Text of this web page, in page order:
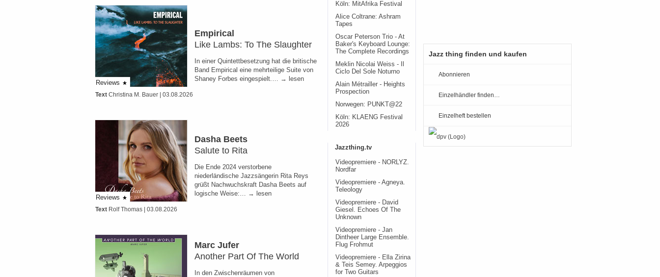
Reviews
Empirical
Like Lambs: To The Slaughter
In einer Quintettbesetzung hat die britische
Band Empirical eine mehrteilige Suite von
Shaney Forbes eingespielt.… → lesen
Text Christina M. Bauer | 03.08.2026
Reviews
Dasha Beets
Salute to Rita
Die Ende 2024 verstorbene
niederländische Jazzsängerin Rita Reys
grüßt Nachwuchskraft Dasha Beets auf
logische Weise:… → lesen
Text Rolf Thomas | 03.08.2026
Marc Jufer
Another Part Of The World
In den Zwischenräumen von
Köln: MitAfrika Festival
Alice Coltrane: Ashram
Tapes
Oscar Peterson Trio - At
Baker's Keyboard Lounge:
The Complete Recordings
Meklin Nicolai Weiss - Il
Ciclo Del Sole Noturno
Alain Métrailler - Heights
Prospection
Norwegen: PUNKT@22
Köln: KLAENG Festival
2026
Jazzthing.tv
Videopremiere - NORLYZ.
Nordfar
Videopremiere - Agneya.
Teleology
Videopremiere - David
Giesel. Echoes Of The
Unknown
Videopremiere - Jan
Dintheer Large Ensemble.
Flug Frohmut
Videopremiere - Ella Zirina
& Teis Semey. Arpeggios
for Two Guitars
Jazz thing finden und kaufen
Abonnieren
Einzelhändler finden…
Einzelheft bestellen